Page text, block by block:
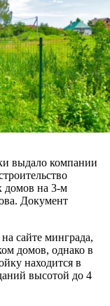
выдало компании
домов на 3-м
Документ
сайте минграда,
домов, однако в
находится в
высотой до 4